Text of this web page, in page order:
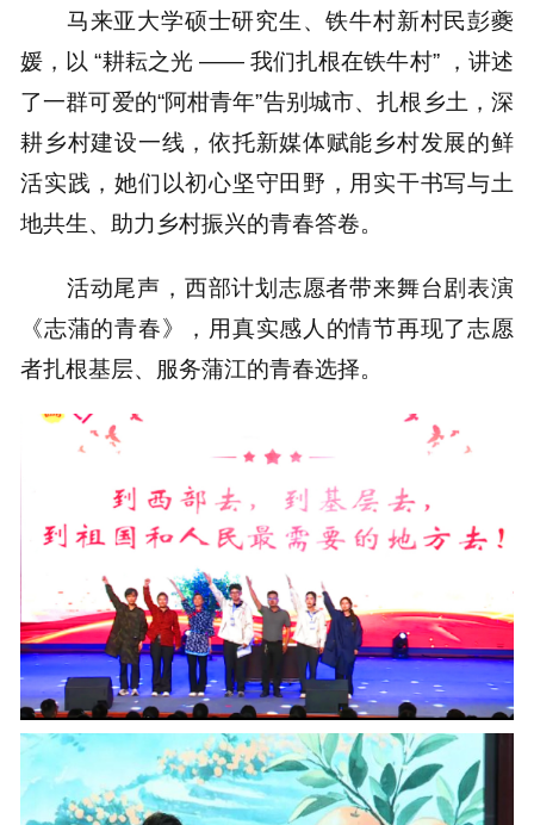
马来亚大学硕士研究生、铁牛村新村民彭夔
媛，以 “耕耘之光 —— 我们扎根在铁牛村” ，讲述
了一群可爱的“阿柑青年”告别城市、扎根乡土，深
耕乡村建设一线，依托新媒体赋能乡村发展的鲜
活实践，她们以初心坚守田野，用实干书写与土
地共生、助力乡村振兴的青春答卷。
活动尾声，西部计划志愿者带来舞台剧表演
《志蒲的青春》，用真实感人的情节再现了志愿
者扎根基层、服务蒲江的青春选择。